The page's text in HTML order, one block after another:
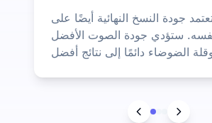
جودة النسخ النهائية أيضًا على
ستؤدي جودة الصوت الأفضل